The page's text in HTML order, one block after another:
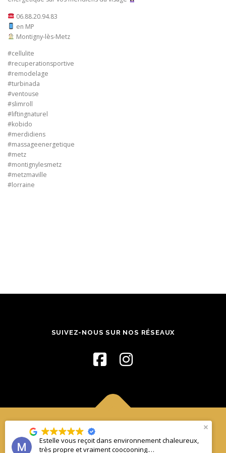
06.88.20.94.83
en MP
Montigny-lès-Metz
#cellulite
#recuperationsportive
#remodelage
#turbinada
#ventouse
#slimroll
#liftingnaturel
#kobido
#merdidiens
#massageenergetique
#metz
#montignylesmetz
#metzmaville
#lorraine
SUIVEZ-NOUS SUR NOS RÉSEAUX
Copyright © 2026 Massages Renata França, Turbinada et
Kobido à Metz–OnePressthème par FameThemes. Traduit par
Estelle vous reçoit dans environnement chaleureux,
très propre et vraiment coocooning.